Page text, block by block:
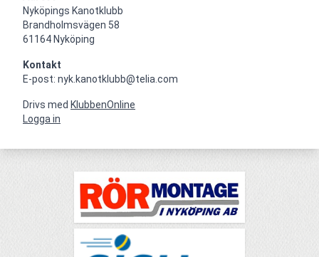
Nyköpings Kanotklubb
Brandholmsvägen 58
61164 Nyköping
Kontakt
E-post: nyk.kanotklubb@telia.com
Drivs med KlubbenOnline
Logga in